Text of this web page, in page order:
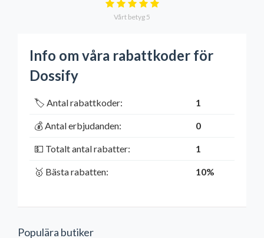
Vårt betyg 5
Info om våra rabattkoder för
Dossify
🏷️ Antal rabattkoder: 1
💰 Antal erbjudanden: 0
💵 Totalt antal rabatter: 1
🥇 Bästa rabatten: 10%
Populära butiker